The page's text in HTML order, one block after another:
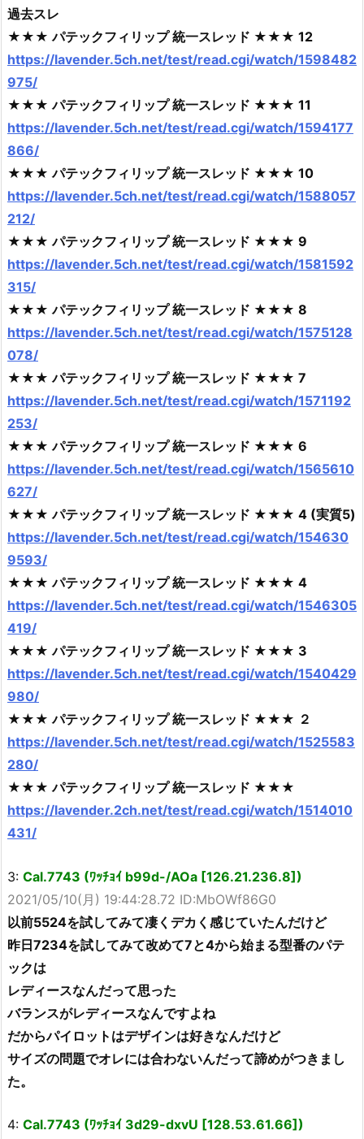
過去スレ
★★★ パテックフィリップ 統一スレッド ★★★ 12
https://lavender.5ch.net/test/read.cgi/watch/1598482
975/
★★★ パテックフィリップ 統一スレッド ★★★ 11
https://lavender.5ch.net/test/read.cgi/watch/1594177
866/
★★★ パテックフィリップ 統一スレッド ★★★ 10
https://lavender.5ch.net/test/read.cgi/watch/1588057
212/
★★★ パテックフィリップ 統一スレッド ★★★ 9
https://lavender.5ch.net/test/read.cgi/watch/1581592
315/
★★★ パテックフィリップ 統一スレッド ★★★ 8
https://lavender.5ch.net/test/read.cgi/watch/1575128
078/
★★★ パテックフィリップ 統一スレッド ★★★ 7
https://lavender.5ch.net/test/read.cgi/watch/1571192
253/
★★★ パテックフィリップ 統一スレッド ★★★ 6
https://lavender.5ch.net/test/read.cgi/watch/1565610
627/
★★★ パテックフィリップ 統一スレッド ★★★ 4 (実質5)
https://lavender.5ch.net/test/read.cgi/watch/154630
9593/
★★★ パテックフィリップ 統一スレッド ★★★ 4
https://lavender.5ch.net/test/read.cgi/watch/1546305
419/
★★★ パテックフィリップ 統一スレッド ★★★ 3
https://lavender.5ch.net/test/read.cgi/watch/1540429
980/
★★★ パテックフィリップ 統一スレッド ★★★ ２
https://lavender.5ch.net/test/read.cgi/watch/1525583
280/
★★★ パテックフィリップ 統一スレッド ★★★
https://lavender.2ch.net/test/read.cgi/watch/1514010
431/
3: Cal.7743 (ﾜｯﾁｮｲ b99d-/AOa [126.21.236.8])
2021/05/10(月) 19:44:28.72 ID:MbOWf86G0
以前5524を試してみて凄くデカく感じていたんだけど
昨日7234を試してみて改めて7と4から始まる型番のパテ
ックは
レディースなんだって思った
バランスがレディースなんですよね
だからパイロットはデザインは好きなんだけど
サイズの問題でオレには合わないんだって諦めがつきまし
た。
4: Cal.7743 (ﾜｯﾁｮｲ 3d29-dxvU [128.53.61.66])